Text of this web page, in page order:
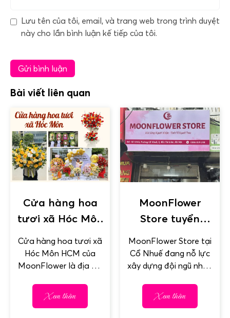
Lưu tên của tôi, email, và trang web trong trình duyệt
này cho lần bình luận kế tiếp của tôi.
Bài viết liên quan
Cửa hàng hoa
tươi xã Hóc Môn
Hồ Chí Minh
Cửa hàng hoa tươi xã
Hóc Môn HCM của
MoonFlower là địa chỉ
cả các dịch vụ hoa...
Xem thêm
MoonFlower
Store tuyển
dụng nhân sự
làm việc tại Cổ
Nhuế
MoonFlower Store tại
Cổ Nhuế đang nỗ lực
xây dựng đội ngũ nhân
vụ khách hàng tốt...
Xem thêm